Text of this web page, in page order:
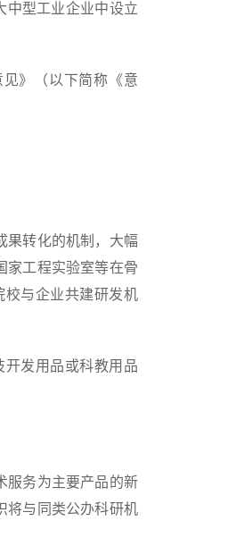
中型工业企业中设立
》（以下简称《意
转化的机制，大幅
家工程实验室等在骨
校与企业共建研发机
发用品或科教用品
务为主要产品的新
将与同类公办科研机